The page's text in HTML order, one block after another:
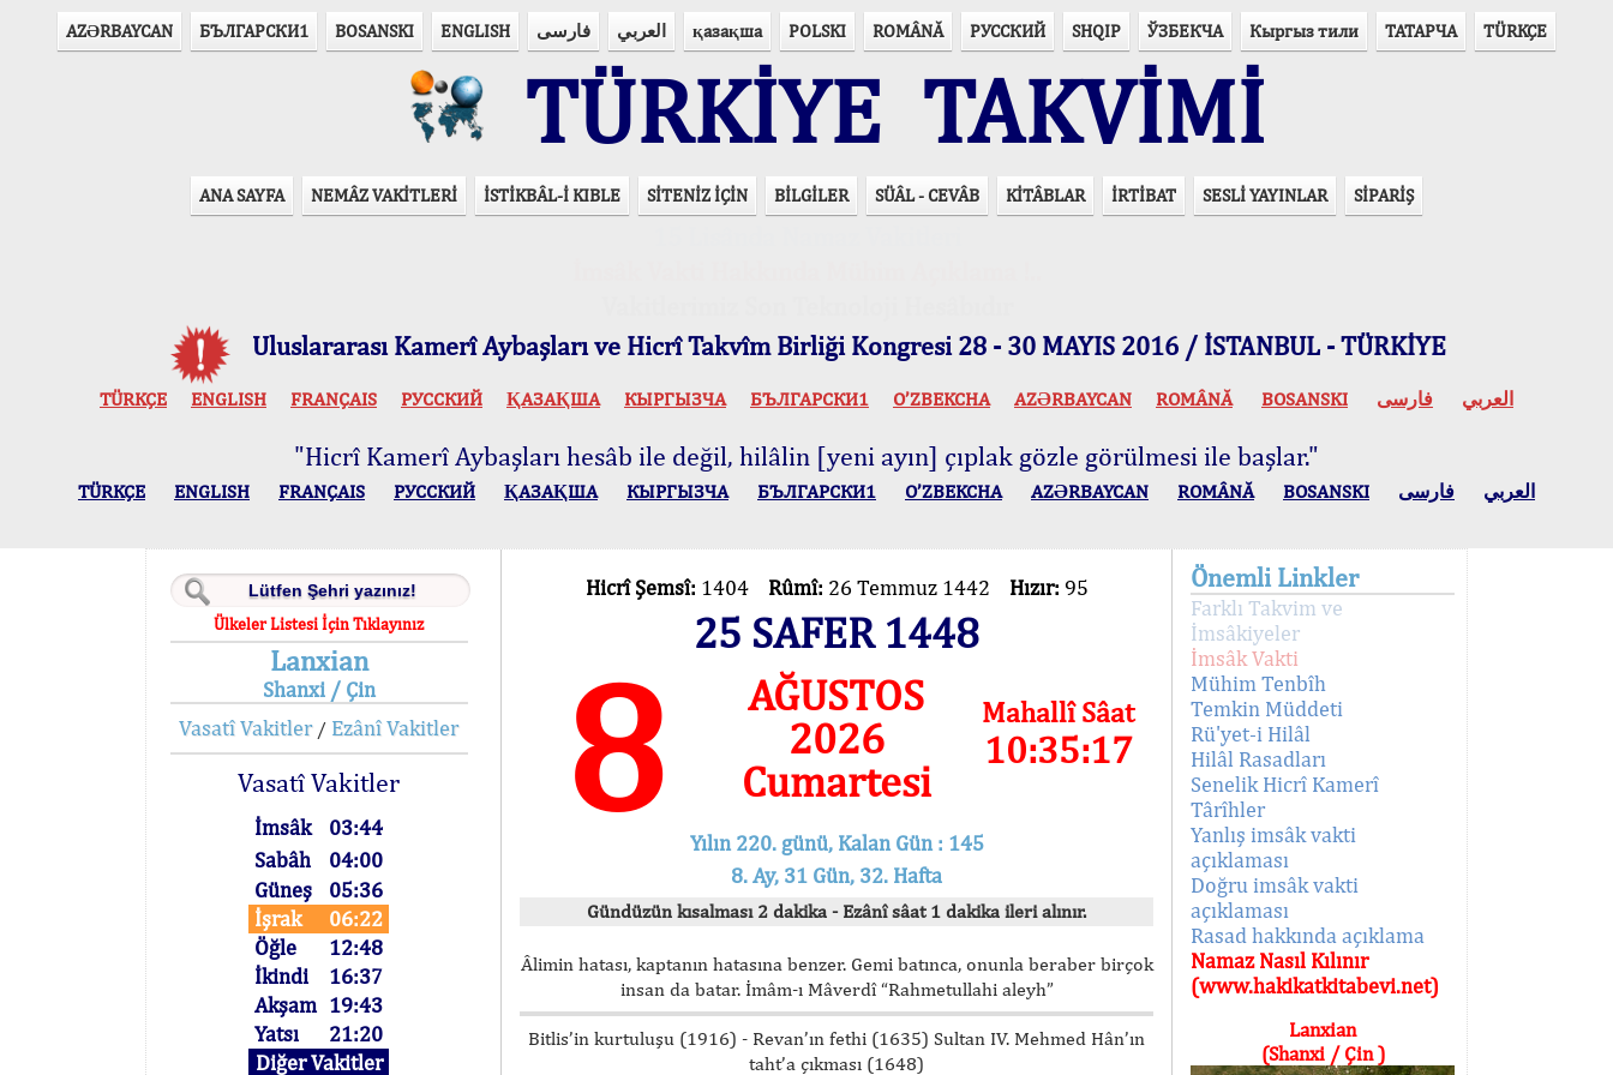
AZӘRBAYCAN БЪЛГАРСКИ1 BOSANSKI ENGLISH فارسی العربي қазақша POLSKI ROMÂNĂ РУССКИЙ SHQIP ЎЗБЕКЧА Кыргыз тили ТАТАРЧА TÜRKÇE
TÜRKİYE TAKVİMİ
ANA SAYFA NEMÂZ VAKİTLERİ İSTİKBÂL-İ KIBLE SİTENİZ İÇİN BİLGİLER SÜÂL - CEVÂB KİTÂBLAR İRTİBAT SESLİ YAYINLAR SİPARİŞ
Uluslararası Kamerî Aybaşları ve Hicrî Takvîm Birliği Kongresi 28 - 30 MAYIS 2016 / İSTANBUL - TÜRKİYE
TÜRKÇE ENGLISH FRANÇAIS РУССКИЙ ҚАЗАҚША КЫPГЫЗЧA БЪЛГАРСКИ1 O’ZBEKCHA AZӘRBAYCAN ROMÂNĂ BOSANSKI العربي فارسی
"Hicrî Kamerî Aybaşları hesâb ile değil, hilâlin [yeni ayın] çıplak gözle görülmesi ile başlar."
TÜRKÇE ENGLISH FRANÇAIS РУССКИЙ ҚАЗАҚША КЫPГЫЗЧA БЪЛГАРСКИ1 O’ZBEKCHA AZӘRBAYCAN ROMÂNĂ BOSANSKI العربي فارسی
Ülkeler Listesi İçin Tıklayınız
Lanxian
Shanxi / Çin
Vasatî Vakitler/ Ezânî Vakitler
Vasatî Vakitler
İmsâk
03:44
Sabâh
04:00
Güneş
05:36
İşrak
06:22
Öğle
12:48
İkindi
16:37
Akşam 19:43
Yatsı
21:20
Diğer Vakitler
Hicrî Şemsî: 1404 Rûmî: 26 Temmuz 1442 Hızır: 95
25 SAFER 1448
8
AĞUSTOS
2026
Cumartesi
Mahallî Sâat
10:35:17
Yılın 220. günü, Kalan Gün : 145
8. Ay, 31 Gün, 32. Hafta
Gündüzün kısalması 2 dakika - Ezânî sâat 1 dakika ileri alınır.
Âlimin hatası, kaptanın hatasına benzer. Gemi batınca, onunla beraber birçok
insan da batar. İmâm-ı Mâverdî “Rahmetullahi aleyh”
Bitlis’in kurtuluşu (1916) - Revan’ın fethi (1635) Sultan IV. Mehmed Hân’ın
taht’a çıkması (1648)
Önemli Linkler
Farklı Takvim ve
İmsâkiyeler
İmsâk Vakti
Mühim Tenbîh
Temkin Müddeti
Rü'yet-i Hilâl
Hilâl Rasadları
Senelik Hicrî Kamerî
Târîhler
Yanlış imsâk vakti
açıklaması
Doğru imsâk vakti
açıklaması
Rasad hakkında açıklama
Namaz Nasıl Kılınır
(www.hakikatkitabevi.net)
Lanxian
(Shanxi / Çin )